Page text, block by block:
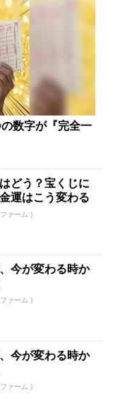
数字が『完全一
どう？宝くじに
運はこう変わる
ァーム )
今が変わる時か
ァーム )
今が変わる時か
ァーム )